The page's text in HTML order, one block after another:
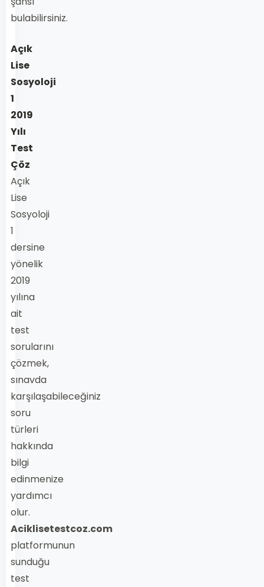
bulabilirsiniz.
Açık
Lise
Sosyoloji
1
2019
Yılı
Test
Çöz
Açık
Lise
Sosyoloji
1
dersine
yönelik
2019
yılına
ait
test
sorularını
çözmek,
sınavda
karşılaşabileceğiniz
soru
türleri
hakkında
bilgi
edinmenize
yardımcı
olur.
Aciklisetestcoz.com
platformunun
sunduğu
test